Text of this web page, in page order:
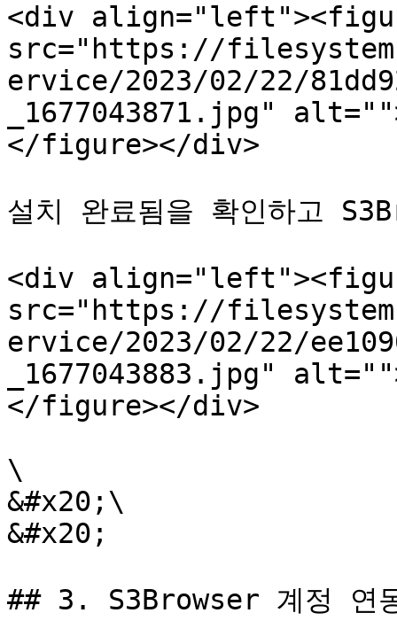
<div
src="https://
ervice/2023/02/22/
_1677043871.jpg"
</figure></div>
설치 완료됨을 확인하고
<div
src="https://
ervice/2023/02/22/
_1677043883.jpg"
</figure></div>
\
&#x20;\
&#x20;
## 3. S3Browser 계정 연